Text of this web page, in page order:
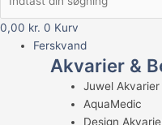
0,00 kr. 0 Kurv
Ferskvand
Akvarier &
Juwel Akvarier
AquaMedic
Design